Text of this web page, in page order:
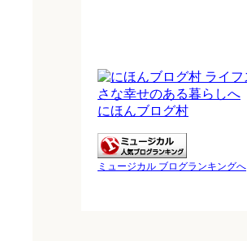
にほんブログ村
ミュージカル ブログランキングへ